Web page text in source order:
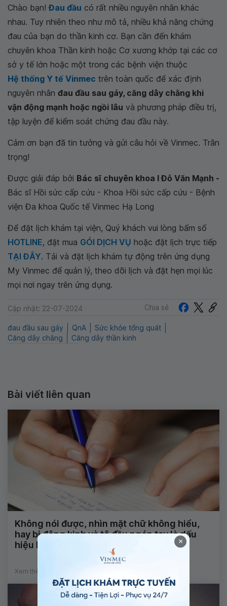
Chào bạn!Đau đầu có rất nhiều nguyên nhân khác
nhau. Tuy nhiên theo như mô tả, nhiều khả năng chứng
đau của bạn do thần kinh cơ. Bạn cần đến khám
chuyên khoa Thần kinh hoặc Cơ xương khớp tại các cơ
sở y tế lớn hoặc một trong các bệnh viện thuộc
Hệ thống Y tế Vinmec trên toàn quốc để xác định
nguyên nhân đau đầu sau gáy, căng dây chằng khi
vận động mạnh hoặc ngồi lâu và phương pháp điều trị,
tập luyện để kiểm soát chứng đau đầu này.
Cảm ơn bạn đã tin tưởng và gửi câu hỏi về Vinmec. Trân
trọng!
Được giải đáp bởi Bác sĩ chuyên khoa I Đỗ Văn Mạnh -
Bác sĩ Hồi sức cấp cứu - Khoa Hồi sức cấp cứu - Bệnh
viện Đa khoa Quốc tế Vinmec Hạ Long
Để đặt lịch khám tại viện, Quý khách vui lòng bấm số
HOTLINE, đặt mua GÓI DỊCH VỤ hoặc đặt lịch trực tiếp
TẠI ĐÂY. Tải và đặt lịch khám tự động trên ứng dụng
My Vinmec để quản lý, theo dõi lịch và đặt hẹn mọi lúc
mọi nơi ngay trên ứng dụng.
Cập nhật: 22-07-2024 Chia sẻ
đau đầu sau gáy QnA
Sức khỏe tổng quát
Căng dây chằng
Căng dây thần kinh
Bài viết liên quan
Không nói được, nhìn mặt chữ không hiểu,
hay bị động kinh và tê đầu ngón tay là dấu
hiệu bệnh gì?
Xem thêm
×